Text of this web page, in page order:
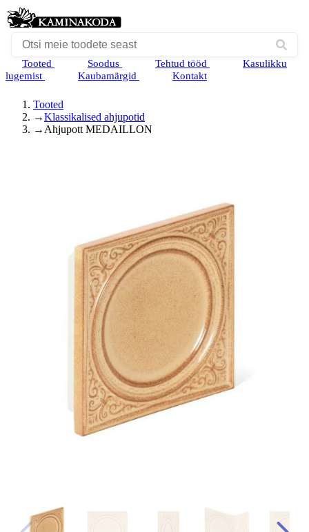
Tooted Soodus Tehtud tööd
Kasulikku
lugemist
Kaubamärgid Kontakt
Tooted
→Klassikalised ahjupotid
→ Ahjupott MEDAILLON